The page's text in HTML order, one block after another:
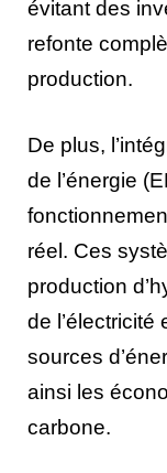
évitant des
refonte
production.
De plus,
de l’énergie
réel. Ces
production
de l’électricité
sources
ainsi les
carbone.